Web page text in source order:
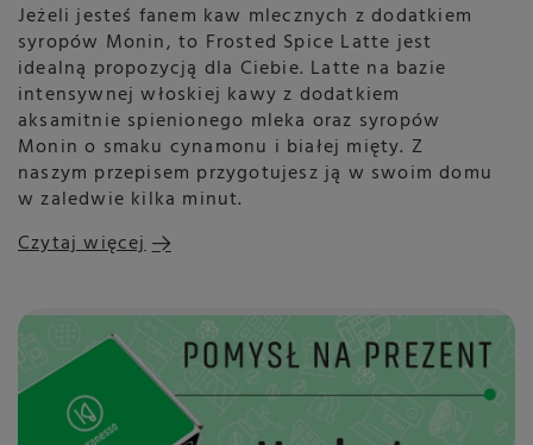
Jeżeli jesteś fanem kaw mlecznych z dodatkiem
syropów Monin, to Frosted Spice Latte jest
idealną propozycją dla Ciebie. Latte na bazie
intensywnej włoskiej kawy z dodatkiem
aksamitnie spienionego mleka oraz syropów
Monin o smaku cynamonu i białej mięty. Z
naszym przepisem przygotujesz ją w swoim domu
w zaledwie kilka minut.
Czytaj więcej